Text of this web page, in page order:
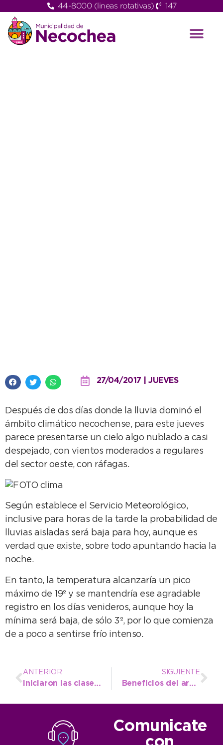
44-8000 (lineas rotativas) 147
27/04/2017 | JUEVES
Después de dos días donde la lluvia dominó el
ámbito climático necochense, para este jueves
parece presentarse un cielo algo nublado a casi
despejado, con vientos moderados a regulares
del sector oeste, con ráfagas.
Según establece el Servicio Meteorológico,
inclusive para horas de la tarde la probabilidad de
lluvias aisladas será baja para hoy, aunque es
verdad que existe, sobre todo apuntando hacia la
noche.
En tanto, la temperatura alcanzaría un pico
máximo de 19º y se mantendría ese agradable
registro en los días venideros, aunque hoy la
mínima será baja, de sólo 3º, por lo que comienza
de a poco a sentirse frío intenso.
ANTERIOR
Iniciaron las clases de la Tecnicatura en Turismo
SIGUIENTE
Beneficios del arbolado de alineación
Comunicate